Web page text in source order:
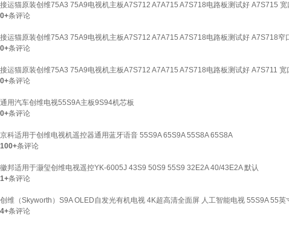
接运猫原装创维75A3 75A9电视机主板A7S712 A7A715 A7S718电路板测试好 A7S715
0+条评论
接运猫原装创维75A3 75A9电视机主板A7S712 A7A715 A7S718电路板测试好 A7S718窄
0+条评论
接运猫原装创维75A3 75A9电视机主板A7S712 A7A715 A7S718电路板测试好 A7S711 宽
0+条评论
通用汽车创维电视55S9A主板9S94机芯板
0+条评论
京科适用于创维电视机遥控器通用蓝牙语音 55S9A 65S9A 55S8A 65S8A
100+条评论
徽邦适用于灏玺创维电视遥控YK-6005J 43S9 50S9 55S9 32E2A 40/43E2A 默认
1+条评论
创维（Skyworth）S9A OLED自发光有机电视 4K超高清全面屏 人工智能电视 55S9A 55英
4+条评论